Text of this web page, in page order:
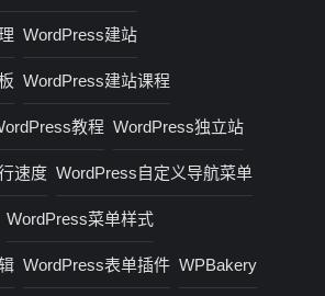
WordPress建站
WordPress建站课程
教程 WordPress独立站
速度 WordPress自定义导航菜单
WordPress菜单样式
WordPress表单插件 WPBakery